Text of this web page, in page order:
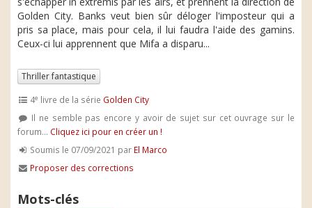
Golden City. Banks veut bien sûr déloger l'imposteur qui a
pris sa place, mais pour cela, il lui faudra l'aide des gamins.
Ceux-ci lui apprennent que Mifa a disparu...
Thriller fantastique
4e livre de la série Golden City
Il ne semble pas encore y avoir de sujet sur cet ouvrage sur le
forum... Cliquez ici pour en créer un !
Soumis le 07/09/2021 par El Marco
Proposer des corrections
Mots-clés